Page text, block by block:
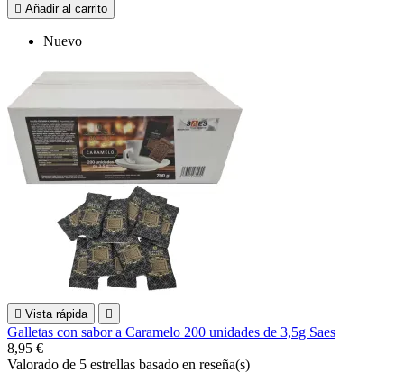
 Añadir al carrito
Nuevo
 Vista rápida 
Galletas con sabor a Caramelo 200 unidades de 3,5g Saes
8,95 €
Valorado de 5 estrellas basado en reseña(s)